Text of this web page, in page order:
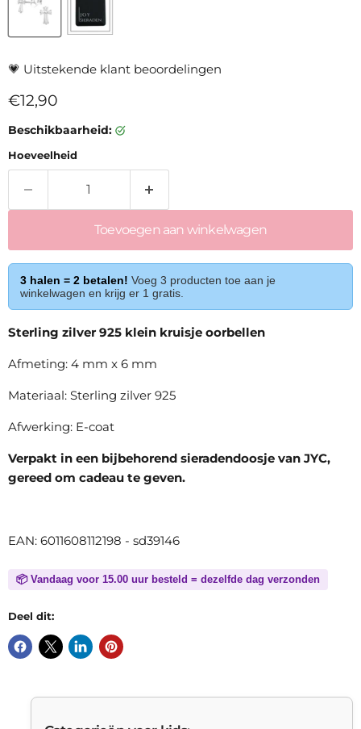
💗 Uitstekende klant beoordelingen
Huidige prijs
€12,90
Beschikbaarheid:
Hoeveelheid
Toevoegen aan winkelwagen
3 halen = 2 betalen! Voeg 3 producten toe aan je
winkelwagen en krijg er 1 gratis.
Sterling zilver 925 klein kruisje oorbellen
Afmeting: 4 mm x 6 mm
Materiaal: Sterling zilver 925
Afwerking: E-coat
Verpakt in een bijbehorend sieradendoosje van JYC,
gereed om cadeau te geven.
EAN: 6011608112198 - sd39146
📦 Vandaag voor 15.00 uur besteld = dezelfde dag verzonden
Deel dit: